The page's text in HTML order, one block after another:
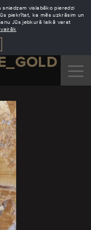
vislabāko pieredzi
piekrītat, ka mēs uzkrāsim un
Jūs jebkurā laikā varat